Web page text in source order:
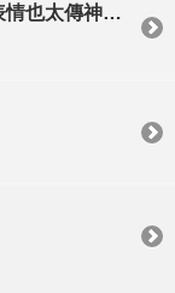
超爆笑的胖瘦兄弟檔，動作表情也太傳神，笑死我啦！